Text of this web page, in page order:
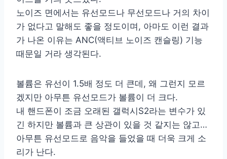
노이즈 면에서는 유선모드나 무선모드나 거의 차이
가 없다고 말해도 좋을 정도이며, 아마도 이런 결과
가 나온 이유는 ANC(액티브 노이즈 캔슬링) 기능
때문일 거라 생각된다.
볼륨은 유선이 1.5배 정도 더 큰데, 왜 그런지 모르
겠지만 아무튼 유선모드가 볼륨이 더 크다.
내 핸드폰이 조금 오래된 갤럭시S2라는 변수가 있
긴 하지만 볼륨과 큰 상관이 있을 것 같지는 않고…
아무튼 유선모드로 음악을 들었을 때 더욱 크게 소
리가 난다.